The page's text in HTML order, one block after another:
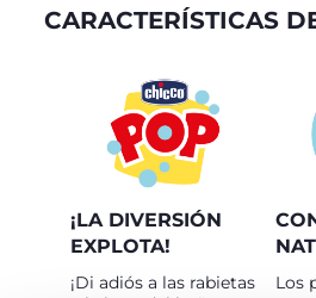
CARACTERÍSTICAS
¡LA DIVERSIÓN
EXPLOTA!
¡Di adiós a las rabietas
Los